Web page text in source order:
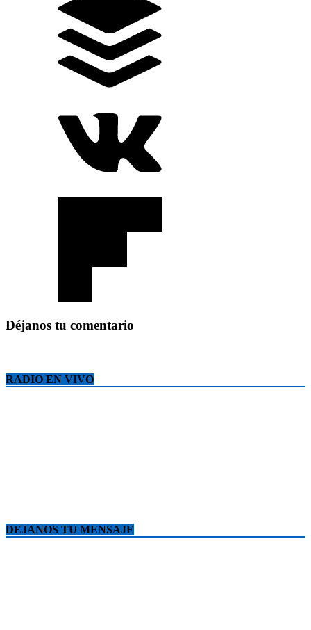
Déjanos tu comentario
RADIO EN VIVO
DEJANOS TU MENSAJE